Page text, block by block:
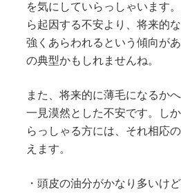
を気にしていらっしゃいます
ら起因する不安より、将来的
強くあらわれるという傾向が
の典型かもしれませんね。
また、将来的に薄毛になるか
一見漠然とした不安です。し
らっしゃる方には、それ相応
えます。
・頭皮の油分がかなり多いけ